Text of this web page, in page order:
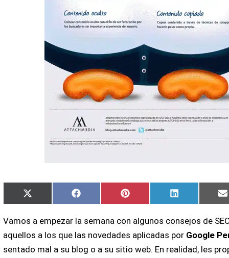
Compartir
en
X
(Twitter)
Compartir
en
Facebook
Compartir
en
Pinterest
Compartir
en
LinkedIn
Vamos a empezar la semana con algunos consejos de
aquellos a los que las novedades aplicadas por Google
sentado mal a su blog o a su sitio web. En realidad, les